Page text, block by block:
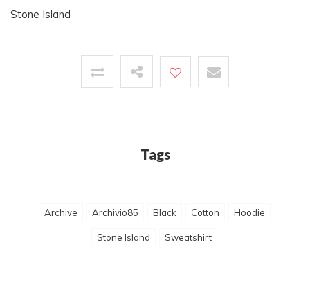
Stone Island
Tags
Archive Archivio85 Black Cotton Hoodie
Stone Island Sweatshirt